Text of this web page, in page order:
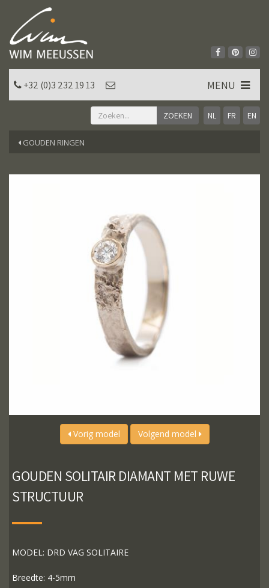
NL FR EN
+32 (0)3 232 19 13 MENU
GOUDEN RINGEN
Vorig model Volgend model
GOUDEN SOLITAIR DIAMANT MET RUWE
STRUCTUUR
MODEL: DRD VAG SOLITAIRE
Breedte: 4-5mm